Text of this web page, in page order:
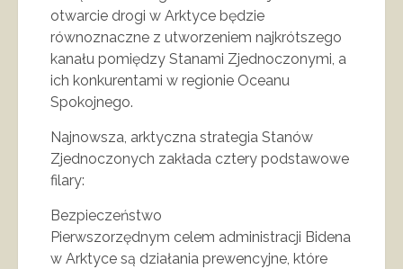
otwarcie drogi w Arktyce będzie
równoznaczne z utworzeniem najkrótszego
kanału pomiędzy Stanami Zjednoczonymi, a
ich konkurentami w regionie Oceanu
Spokojnego.
Najnowsza, arktyczna strategia Stanów
Zjednoczonych zakłada cztery podstawowe
filary:
Bezpieczeństwo
Pierwszorzędnym celem administracji Bidena
w Arktyce są działania prewencyjne, które